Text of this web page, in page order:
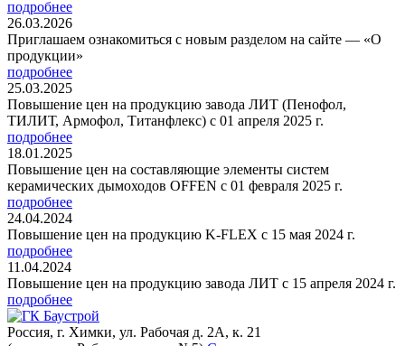
подробнее
26.03.2026
Приглашаем ознакомиться с новым разделом на сайте — «О
продукции»
подробнее
25.03.2025
Повышение цен на продукцию завода ЛИТ (Пенофол,
ТИЛИТ, Армофол, Титанфлекс) с 01 апреля 2025 г.
подробнее
18.01.2025
Повышение цен на составляющие элементы систем
керамических дымоходов OFFEN с 01 февраля 2025 г.
подробнее
24.04.2024
Повышение цен на продукцию K-FLEX с 15 мая 2024 г.
подробнее
11.04.2024
Повышение цен на продукцию завода ЛИТ с 15 апреля 2024 г.
подробнее
Россия, г. Химки, ул. Рабочая д. 2А, к. 21